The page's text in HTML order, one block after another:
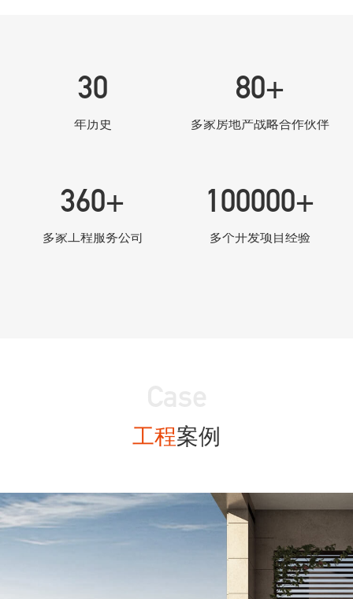
30
年历史
80+
多家房地产战略合作伙伴
360+
多家工程服务公司
100000+
多个开发项目经验
工程案例